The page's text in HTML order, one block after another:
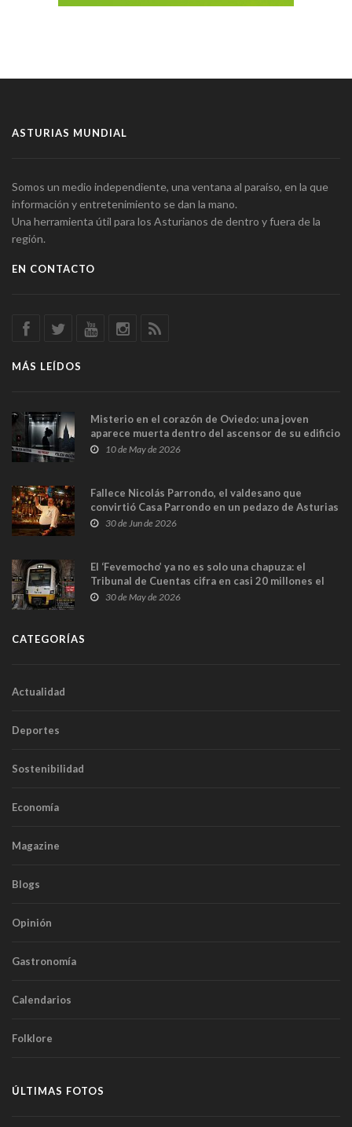
ASTURIAS MUNDIAL
Somos un medio independiente, una ventana al paraíso, en la que
información y entretenimiento se dan la mano.
Una herramienta útil para los Asturianos de dentro y fuera de la
región.
EN CONTACTO
MÁS LEÍDOS
Misterio en el corazón de Oviedo: una joven
aparece muerta dentro del ascensor de su edificio
y las cámaras captan sus últimos minutos
10 de May de 2026
Fallece Nicolás Parrondo, el valdesano que
convirtió Casa Parrondo en un pedazo de Asturias
en Madrid
30 de Jun de 2026
El ‘Fevemocho’ ya no es solo una chapuza: el
Tribunal de Cuentas cifra en casi 20 millones el
sobrecoste de los trenes que no cabían por los
30 de May de 2026
CATEGORÍAS
Actualidad
Deportes
Sostenibilidad
Economía
Magazine
Blogs
Opinión
Gastronomía
Calendarios
Folklore
ÚLTIMAS FOTOS